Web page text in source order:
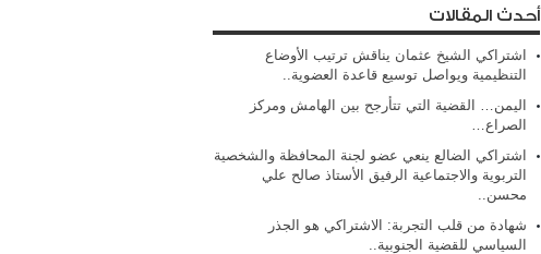
أحدث المقالات
اشتراكي الشيخ عثمان يناقش ترتيب الأوضاع
التنظيمية ويواصل توسيع قاعدة العضوية..
اليمن… القضية التي تتأرجح بين الهامش ومركز
الصراع…
اشتراكي الضالع ينعي عضو لجنة المحافظة والشخصية
التربوية والاجتماعية الرفيق الأستاذ صالح علي
محسن..
شهادة من قلب التجربة: الاشتراكي هو الجذر
السياسي للقضية الجنوبية..